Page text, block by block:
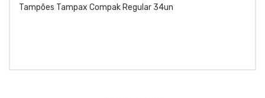
Tampões Tampax Compak Regular 34un